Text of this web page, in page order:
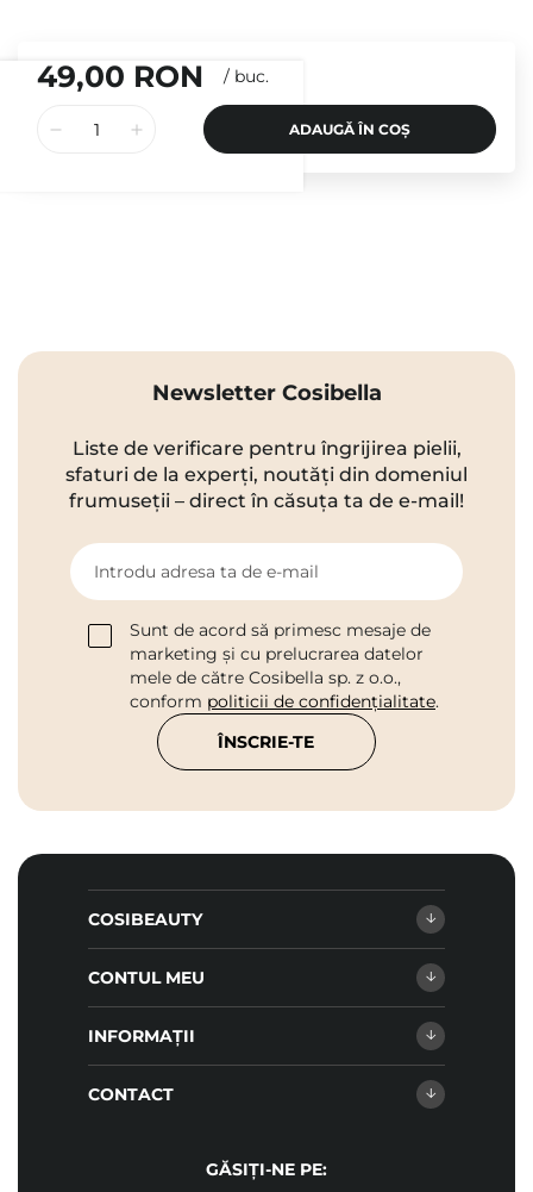
49,00 RON / buc.
ADAUGĂ ÎN COȘ
Newsletter Cosibella
Liste de verificare pentru îngrijirea pielii,
sfaturi de la experți, noutăți din domeniul
frumuseții – direct în căsuța ta de e-mail!
Introdu adresa ta de e-mail
Sunt de acord să primesc mesaje de
marketing și cu prelucrarea datelor
mele de către Cosibella sp. z o.o.,
conform politicii de confidențialitate.
ÎNSCRIE-TE
COSIBEAUTY
CONTUL MEU
INFORMAȚII
CONTACT
GĂSIȚI-NE PE: